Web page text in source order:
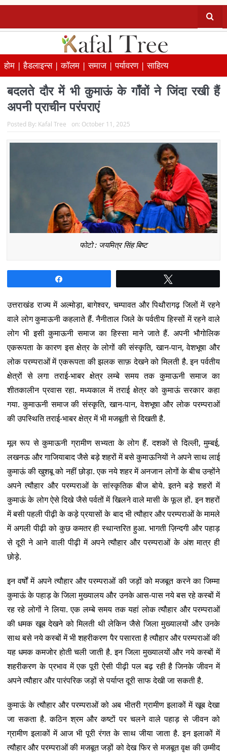
होम |हैडलाइन्स |कॉलम |समाज |पर्यावरण |साहित्य
बदलते दौर में भी कुमाऊं के गाँवों ने जिंदा रखी हैं
अपनी प्राचीन परंपराएं
Posted By: Kafal Tree on: October 11, 2025
फोटो : जयमित्र सिंह बिष्ट
उत्तराखंड राज्य में अल्मोड़ा, बागेश्वर, चम्पावत और पिथौरागढ़ जिलों में रहने
वाले लोग कुमाऊनी कहलाते हैं. नैनीताल जिले के पर्वतीय हिस्सों में रहने वाले
लोग भी इसी कुमाऊनी समाज का हिस्सा माने जाते हैं. अपनी भौगोलिक
एकरूपता के कारण इस क्षेत्र के लोगों की संस्कृति, खान-पान, वेशभूषा और
लोक परम्पराओं में एकरूपता की झलक साफ़ देखने को मिलती है. इन पर्वतीय
क्षेत्रों से लगा तराई-भाबर क्षेत्र लम्बे समय तक कुमाऊनी समाज का
शीतकालीन प्रवास रहा. मध्यकाल में तराई क्षेत्र को कुमाऊं सरकार कहा
गया. कुमाऊनी समाज की संस्कृति, खान-पान, वेशभूषा और लोक परम्पराओं
की उपस्थिति तराई-भाबर क्षेत्र में भी मजबूती से दिखती है.
मूल रूप से कुमाऊनी ग्रामीण सभ्यता के लोग हैं. दशकों से दिल्ली, मुम्बई,
लखनऊ और गाजियाबाद जैसे बड़े शहरों में बसे कुमाऊनियों ने अपने साथ लाई
कुमाऊं की खुशबू को नहीं छोड़ा. एक नये शहर में अनजान लोगों के बीच उन्होंने
अपने त्यौहार और परम्पराओं के सांस्कृतिक बीज बोये. इतने बड़े शहरों में
कुमाऊं के लोग ऐसे दिखे जैसे पर्वतों में खिलने वाले मासी के फूल हों. इन शहरों
में बसी पहली पीढ़ी के कड़े प्रयासों के बाद भी त्यौहार और परम्पराओं के मामले
में अगली पीढ़ी को कुछ कमतर ही स्थान्तरित हुआ. भागती ज़िन्दगी और पहाड़
से दूरी ने आने वाली पीढ़ी में अपने त्यौहार और परम्पराओं के अंश मात्र ही
छोड़े.
इन वर्षों में अपने त्यौहार और परम्पराओं की जड़ों को मजबूत करने का जिम्मा
कुमाऊं के पहाड़ के जिला मुख्यालय और उनके आस-पास नये बस रहे कस्बों में
रह रहे लोगों ने लिया. एक लम्बे समय तक यहां लोक त्यौहार और परम्पराओं
की धमक खूब देखने को मिलती थी लेकिन जैसे जिला मुख्यालयों और उनके
साथ बसे नये कस्बों में भी शहरीकरण पैर पसारता है त्यौहार और परम्पराओं की
यह धमक कमजोर होती चली जाती है. इन जिला मुख्यालयों और नये कस्बों में
शहरीकरण के प्रभाव में एक पूरी ऐसी पीढ़ी पल बढ़ रही है जिनके जीवन में
अपने त्यौहार और पारंपरिक जड़ों से पर्याप्त दूरी साफ देखी जा सकती है.
कुमाऊं के त्यौहार और परम्पराओं को अब भीतरी ग्रामीण इलाकों में खूब देखा
जा सकता है. कठिन श्रम और कष्टों पर चलने वाले पहाड़ से जीवन को
ग्रामीण इलाकों में आज भी पूरी रंगत के साथ जीया जाता है. इन इलाकों में
त्यौहार और परम्पराओं की मजबूत जड़ों को देख फिर से मजबूत वृक्ष की उम्मीद